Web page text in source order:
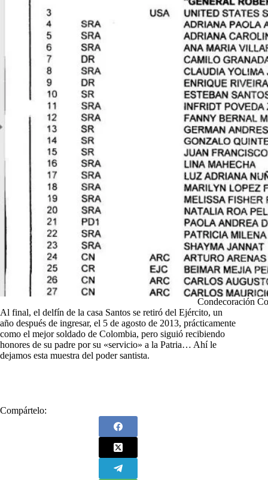
Condecoración
Al final, el delfín de la casa Santos se retiró del Ejército, un
año después de ingresar, el 5 de agosto de 2013, prácticamente
como el mejor soldado de Colombia, pero siguió recibiendo
honores de su padre por su «servicio» a la Patria… Ahí le
dejamos esta muestra del poder santista.
Compártelo: